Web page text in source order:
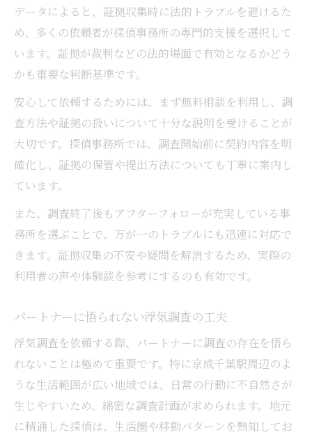
データによると、証拠収集時に法的トラブルを避けるた
め、多くの依頼者が探偵事務所の専門的支援を選択して
います。証拠が裁判などの法的場面で有効となるかどう
かも重要な判断基準です。
安心して依頼するためには、まず無料相談を利用し、調
査方法や証拠の扱いについて十分な説明を受けることが
大切です。探偵事務所では、調査開始前に契約内容を明
確化し、証拠の保管や提出方法についても丁寧に案内し
ています。
また、調査終了後もアフターフォローが充実している事
務所を選ぶことで、万が一のトラブルにも迅速に対応で
きます。証拠収集の不安や疑問を解消するため、実際の
利用者の声や体験談を参考にするのも有効です。
パートナーに悟られない浮気調査の工夫
浮気調査を依頼する際、パートナーに調査の存在を悟ら
れないことは極めて重要です。特に京成千葉駅周辺のよ
うな生活範囲が広い地域では、日常の行動に不自然さが
生じやすいため、綿密な調査計画が求められます。地元
に精通した探偵は、生活圏や移動パターンを熟知してお